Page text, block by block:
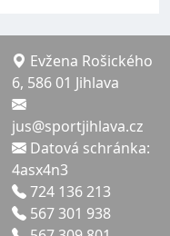
Evžena Rošického
6, 586 01 Jihlava
jus@sportjihlava.cz
Datová schránka:
4asx4n3
724 136 213
567 301 938